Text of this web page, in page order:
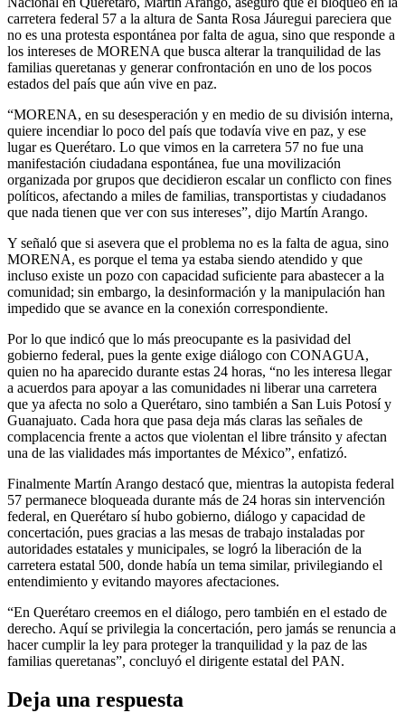
carretera federal 57 a la altura de Santa Rosa Jáuregui pareciera que
no es una protesta espontánea por falta de agua, sino que responde a
los intereses de MORENA que busca alterar la tranquilidad de las
familias queretanas y generar confrontación en uno de los pocos
estados del país que aún vive en paz.
“MORENA, en su desesperación y en medio de su división interna,
quiere incendiar lo poco del país que todavía vive en paz, y ese
lugar es Querétaro. Lo que vimos en la carretera 57 no fue una
manifestación ciudadana espontánea, fue una movilización
organizada por grupos que decidieron escalar un conflicto con fines
políticos, afectando a miles de familias, transportistas y ciudadanos
que nada tienen que ver con sus intereses”, dijo Martín Arango.
Y señaló que si asevera que el problema no es la falta de agua, sino
MORENA, es porque el tema ya estaba siendo atendido y que
incluso existe un pozo con capacidad suficiente para abastecer a la
comunidad; sin embargo, la desinformación y la manipulación han
impedido que se avance en la conexión correspondiente.
Por lo que indicó que lo más preocupante es la pasividad del
gobierno federal, pues la gente exige diálogo con CONAGUA,
quien no ha aparecido durante estas 24 horas, “no les interesa llegar
a acuerdos para apoyar a las comunidades ni liberar una carretera
que ya afecta no solo a Querétaro, sino también a San Luis Potosí y
Guanajuato. Cada hora que pasa deja más claras las señales de
complacencia frente a actos que violentan el libre tránsito y afectan
una de las vialidades más importantes de México”, enfatizó.
Finalmente Martín Arango destacó que, mientras la autopista federal
57 permanece bloqueada durante más de 24 horas sin intervención
federal, en Querétaro sí hubo gobierno, diálogo y capacidad de
concertación, pues gracias a las mesas de trabajo instaladas por
autoridades estatales y municipales, se logró la liberación de la
carretera estatal 500, donde había un tema similar, privilegiando el
entendimiento y evitando mayores afectaciones.
“En Querétaro creemos en el diálogo, pero también en el estado de
derecho. Aquí se privilegia la concertación, pero jamás se renuncia a
hacer cumplir la ley para proteger la tranquilidad y la paz de las
familias queretanas”, concluyó el dirigente estatal del PAN.
Deja una respuesta